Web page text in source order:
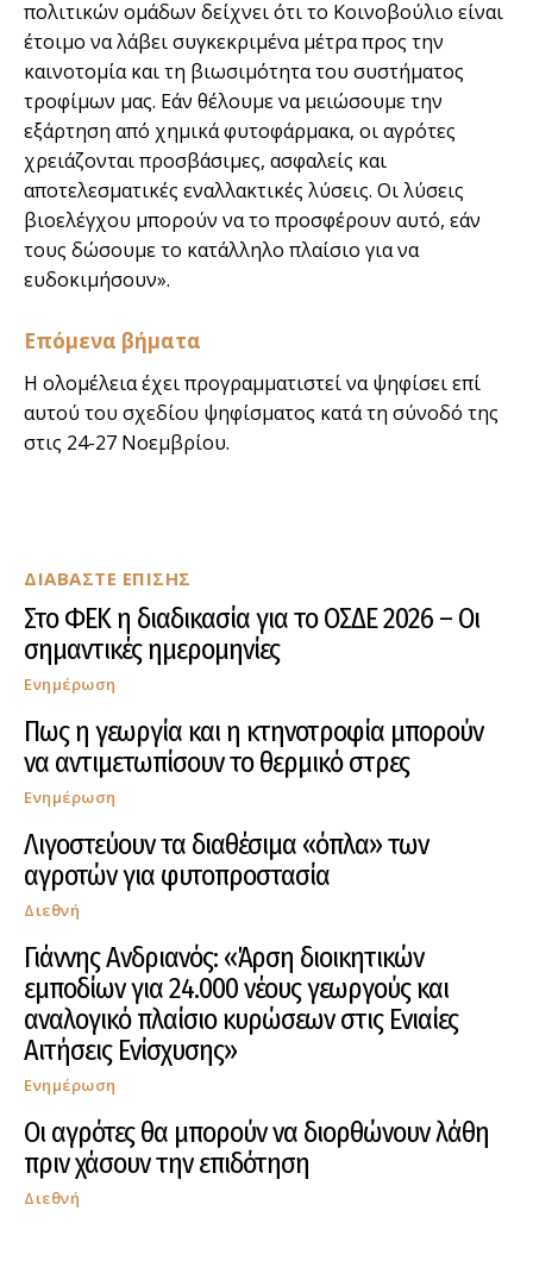
ΔΙΑΒΑΣΤΕ ΕΠΙΣΗΣ
Στο ΦΕΚ η διαδικασία για το ΟΣΔΕ 2026 – Οι
σημαντικές ημερομηνίες
Ενημέρωση
Πως η γεωργία και η κτηνοτροφία μπορούν
να αντιμετωπίσουν το θερμικό στρες
Ενημέρωση
Λιγοστεύουν τα διαθέσιμα «όπλα» των
αγροτών για φυτοπροστασία
Διεθνή
Γιάννης Ανδριανός: «Άρση διοικητικών
εμποδίων για 24.000 νέους γεωργούς και
αναλογικό πλαίσιο κυρώσεων στις Ενιαίες
Αιτήσεις Ενίσχυσης»
Ενημέρωση
Οι αγρότες θα μπορούν να διορθώνουν λάθη
πριν χάσουν την επιδότηση
Διεθνή
πολιτικών ομάδων δείχνει ότι το Κοινοβούλιο είναι
έτοιμο να λάβει συγκεκριμένα μέτρα προς την
καινοτομία και τη βιωσιμότητα του συστήματος
τροφίμων μας. Εάν θέλουμε να μειώσουμε την
εξάρτηση από χημικά φυτοφάρμακα, οι αγρότες
χρειάζονται προσβάσιμες, ασφαλείς και
αποτελεσματικές εναλλακτικές λύσεις. Οι λύσεις
βιοελέγχου μπορούν να το προσφέρουν αυτό, εάν
τους δώσουμε το κατάλληλο πλαίσιο για να
ευδοκιμήσουν».
Επόμενα βήματα
Η ολομέλεια έχει προγραμματιστεί να ψηφίσει επί
αυτού του σχεδίου ψηφίσματος κατά τη σύνοδό της
στις 24-27 Νοεμβρίου.